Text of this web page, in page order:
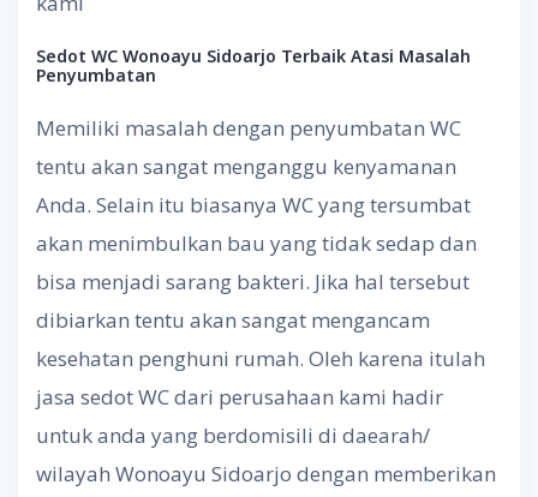
Sedot WC Wonoayu Sidoarjo Terbaik Atasi Masalah
Penyumbatan
Memiliki masalah dengan penyumbatan WC
tentu akan sangat menganggu kenyamanan
Anda. Selain itu biasanya WC yang tersumbat
akan menimbulkan bau yang tidak sedap dan
bisa menjadi sarang bakteri. Jika hal tersebut
dibiarkan tentu akan sangat mengancam
kesehatan penghuni rumah. Oleh karena itulah
jasa sedot WC dari perusahaan kami hadir
untuk anda yang berdomisili di daearah/
wilayah Wonoayu Sidoarjo dengan memberikan